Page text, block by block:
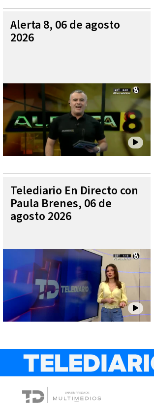
Alerta 8, 06 de agosto
2026
Telediario En Directo con
Paula Brenes, 06 de
agosto 2026